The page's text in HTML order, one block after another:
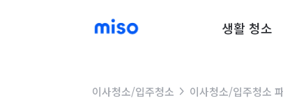
생활 청소
이사청소/입주청소 이사청소/입주청소